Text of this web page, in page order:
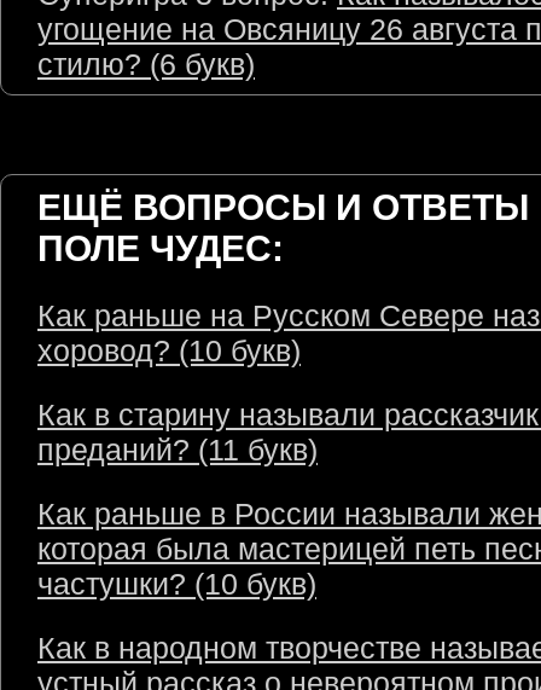
угощение на Овсяницу 26 августа
стилю? (6 букв)
ЕЩЁ ВОПРОСЫ И ОТВЕТЫ
ПОЛЕ ЧУДЕС:
Как раньше на Русском Севере
хоровод? (10 букв)
Как в старину называли
преданий? (11 букв)
Как раньше в России называли
которая была мастерицей петь
частушки? (10 букв)
Как в народном творчестве
устный рассказ о невероятном